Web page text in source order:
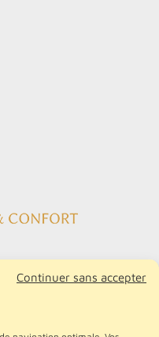
Continuer sans accepter